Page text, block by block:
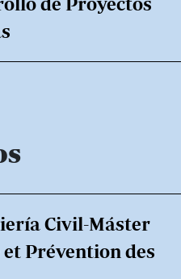
Civil-Máster
Prévention des